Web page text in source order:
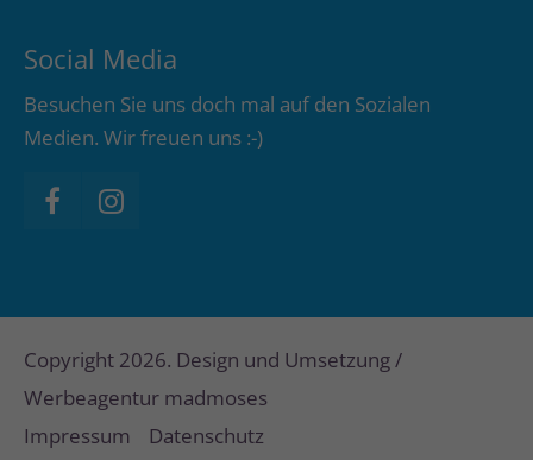
Social Media
Besuchen Sie uns doch mal auf den Sozialen
Medien. Wir freuen uns :-)
Copyright 2026. Design und Umsetzung /
Werbeagentur madmoses
Impressum
Datenschutz